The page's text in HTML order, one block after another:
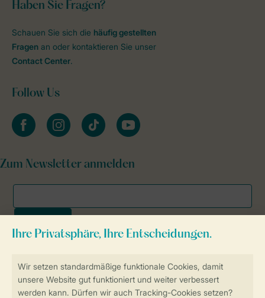
Sicher und schnell zur Online-Buchung
SSL-Verschlüsselung
Haben Sie Fragen?
Schauen Sie sich die häufig gestellten
Fragen an oder kontaktieren Sie unser
Contact Center.
Follow Us
facebookinstagramtiktok youtube
Zum Newsletter anmelden